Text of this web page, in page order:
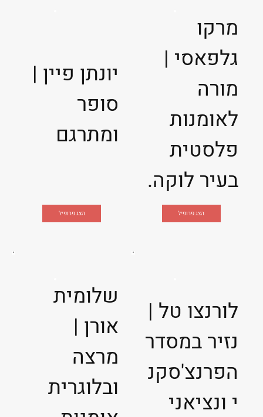
יונתן פיין |
סופר
ומתרגם
הצג פרופיל
מרקו
גלפאסי |
מורה
לאומנות
פלסטית
בעיר לוקה.
הצג פרופיל
שלומית
אורן |
מרצה
ובלוגרית
לורנצו טל |
נזיר במסדר
הפרנצ'סקנ
י ונציאני